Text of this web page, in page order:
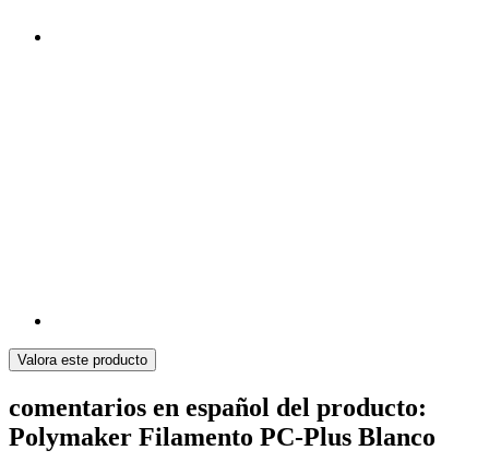
Valora este producto
comentarios en español del producto:
Polymaker Filamento PC-Plus Blanco